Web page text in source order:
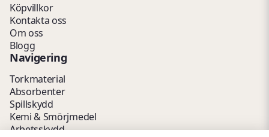
Köpvillkor
Kontakta oss
Om oss
Blogg
Navigering
Torkmaterial
Absorbenter
Spillskydd
Kemi & Smörjmedel
Arbetsskydd